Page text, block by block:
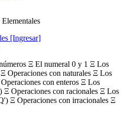
[Ingresar]
Ξ El numeral 0 y 1 Ξ Los
Operaciones con naturales Ξ Los
con enteros Ξ Los
Ξ Operaciones con racionales Ξ Los
Ξ Operaciones con irracionales Ξ